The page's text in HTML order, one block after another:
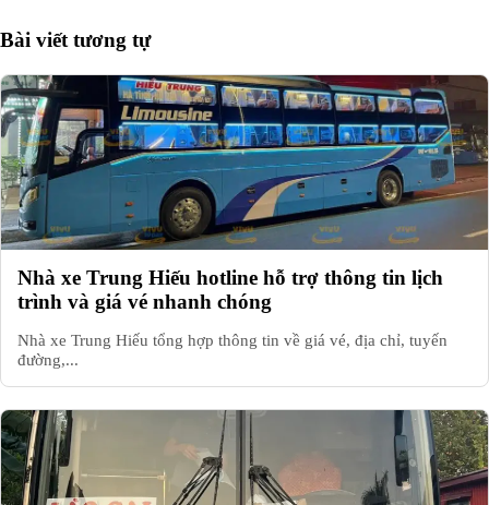
Bài viết tương tự
Nhà xe Trung Hiếu hotline hỗ trợ thông tin lịch
trình và giá vé nhanh chóng
Nhà xe Trung Hiếu tổng hợp thông tin về giá vé, địa chỉ, tuyến
đường,...